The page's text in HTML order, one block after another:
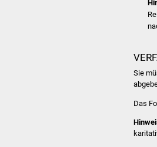
Sie
Das